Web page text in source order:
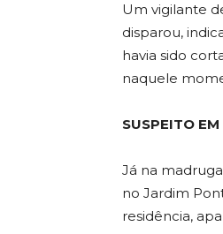
Um vigilante
disparou,
havia sido
naquele
SUSPEITO
Já na
no Jardim
residência,